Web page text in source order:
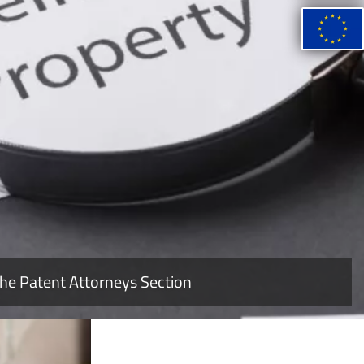
Patent Attorneys Section
READ MORE Image